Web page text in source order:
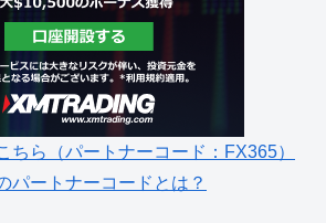
ちら（パートナーコード：FX365）
パートナーコードとは？